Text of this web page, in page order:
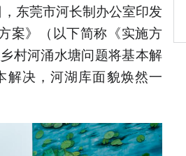
东莞市河长制办公室印发
案》（以下简称《实施方
村河涌水塘问题将基本解
解决，河湖库面貌焕然一